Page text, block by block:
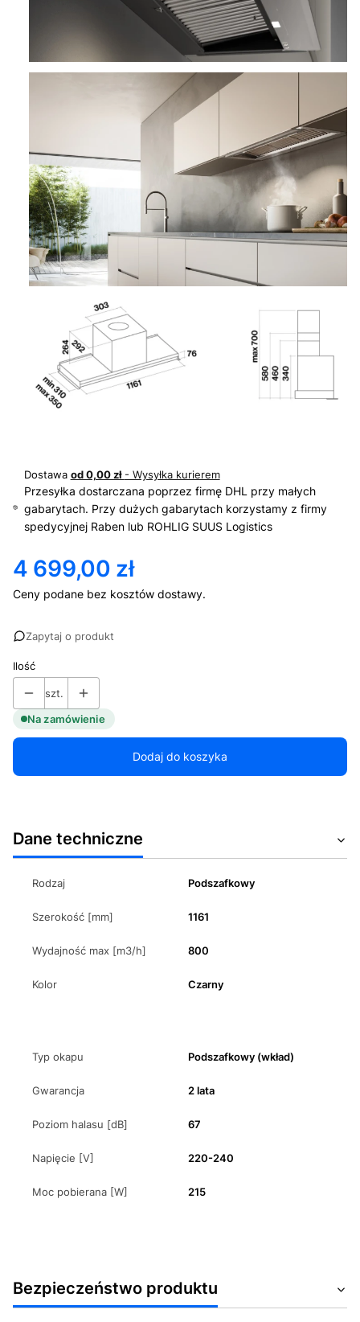
Dostawa od 0,00 zł - Wysyłka kurierem
Przesyłka dostarczana poprzez firmę DHL przy małych
gabarytach. Przy dużych gabarytach korzystamy z firmy
spedycyjnej Raben lub ROHLIG SUUS Logistics
Cena
4 699,00 zł
Ceny podane bez kosztów dostawy.
Zapytaj o produkt
Ilość
szt.
Na zamówienie
Dodaj do koszyka
Dane techniczne
Rodzaj Podszafkowy
Szerokość [mm] 1161
Wydajność max [m3/h] 800
Kolor Czarny
Typ okapu Podszafkowy (wkład)
Gwarancja 2 lata
Poziom halasu [dB] 67
Napięcie [V] 220-240
Moc pobierana [W] 215
Bezpieczeństwo produktu